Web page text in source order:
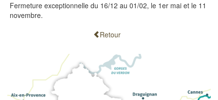
Fermeture exceptionnelle du 16/12 au 01/02, le 1er mai et le 11
novembre.
Retour